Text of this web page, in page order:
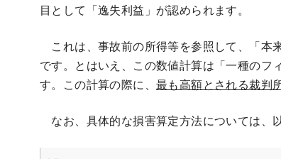
目として「逸失利益」が認められます。
これは、事故前の所得等を参照して、「本
です。とはいえ、この数値計算は「一種のフ
す。この計算の際に、 最も高額とされる裁判
なお、具体的な損害算定方法については、